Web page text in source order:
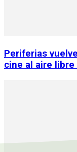
Periferias
cine al aire libre